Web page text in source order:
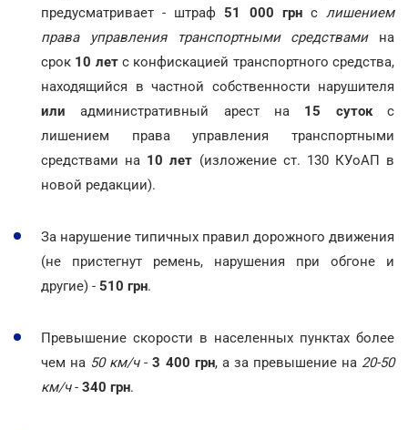
предусматривает - штраф51 000 грнслишением
права управления транспортными средствамина
срок 10 летс конфискацией транспортного средства,
находящийся в частной собственности нарушителя
илиадминистративный арест на 15 сутокс
лишением права управления транспортными
средствами на 10 лет (изложение ст. 130 КУоАП в
новой редакции).
За нарушение типичных правил дорожного движения
(не пристегнут ремень, нарушения при обгоне и
другие) - 510 грн.
Превышение скорости в населенных пунктах более
чем на 50 км/ч-3 400 грн, а за превышение на 20-50
км/ч- 340 грн.